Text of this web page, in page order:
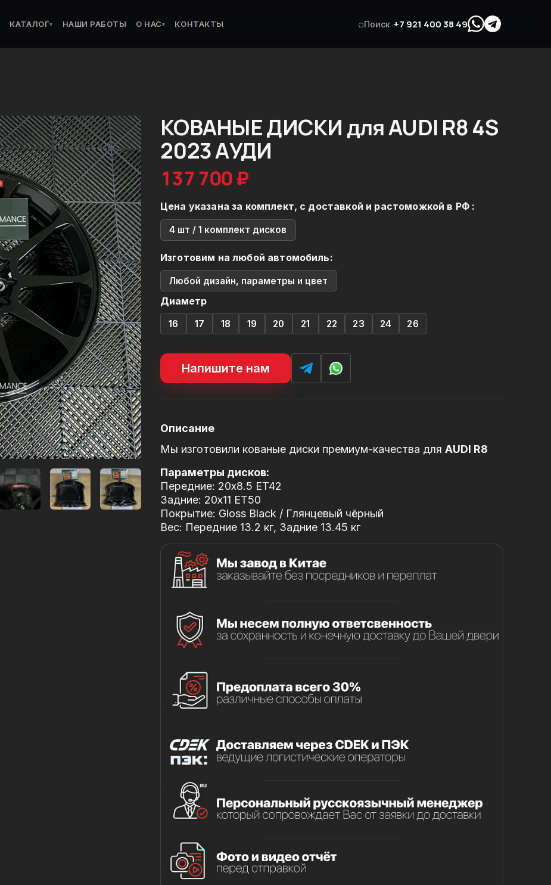
КАТАЛОГ▾ НАШИ РАБОТЫ О НАС▾ КОНТАКТЫ ⌕Поиск +7 921 400 38 49
КОВАНЫЕ ДИСКИ для AUDI R8 4S
2023 АУДИ
137 700 ₽
Цена указана за комплект, с доставкой и растоможкой в РФ :
4 шт / 1 комплект дисков
Изготовим на любой автомобиль:
Любой дизайн, параметры и цвет
Диаметр
16 17 18 19 20 21 22 23 24 26
Напишите нам
Описание
Мы изготовили кованые диски премиум-качества для AUDI R8
Параметры дисков:
Передние: 20x8.5 ET42
Задние: 20x11 ET50
Покрытие: Gloss Black / Глянцевый чёрный
Вес: Передние 13.2 кг, Задние 13.45 кг